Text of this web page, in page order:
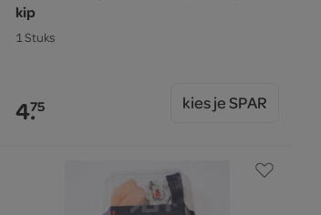
kip
1 Stuks
4.75 kies je SPAR